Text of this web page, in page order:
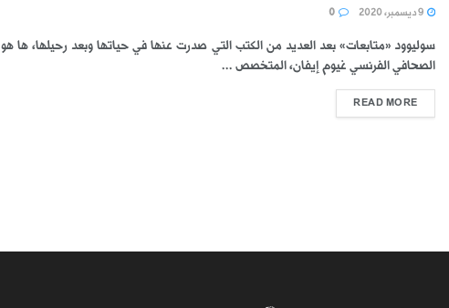
سوليوود «متابعات» بعد العديد من الكتب التي صدرت عنها في حياتها وبعد رحيلها، ها هو
الصحافي الفرنسي غيوم إيفان، المتخصص ...
READ MORE